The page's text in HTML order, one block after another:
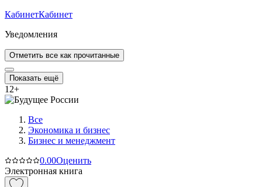
КабинетКабинет
Уведомления
Отметить все как прочитанные
Показать ещё
12+
Все
Экономика и бизнес
Бизнес и менеджмент
0.00Оценить
Электронная книга